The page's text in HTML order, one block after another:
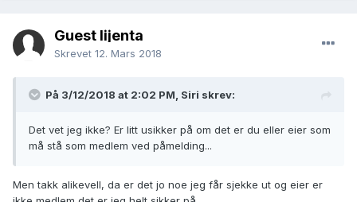
Guest lijenta
Skrevet 12. Mars 2018
På 3/12/2018 at 2:02 PM, Siri skrev:
Det vet jeg ikke? Er litt usikker på om det er du eller eier som
må stå som medlem ved påmelding...
Men takk alikevell, da er det jo noe jeg får sjekke ut og eier er